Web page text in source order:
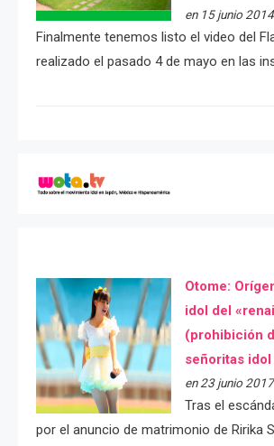
en 15 junio 2014
Finalmente tenemos listo el video del
realizado el pasado 4 de mayo en las
Otome:
idol del
(prohibición
señoritas idol
en 23 junio 2017
Tras el
por el anuncio de matrimonio de Ririka